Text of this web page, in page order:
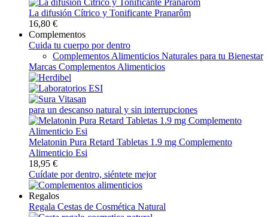
La difusión Cítrico y Tonificante Pranarôm
16,80 €
Complementos
Cuida tu cuerpo por dentro
Complementos Alimenticios Naturales para tu Bienestar
Marcas Complementos Alimenticios
para un descanso natural y sin interrupciones
Melatonin Pura Retard Tabletas 1.9 mg Complemento
Alimenticio Esi
18,95 €
Cuídate por dentro, siéntete mejor
Regalos
Regala Cestas de Cosmética Natural